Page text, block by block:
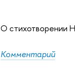
О стихотворении
Комментарий